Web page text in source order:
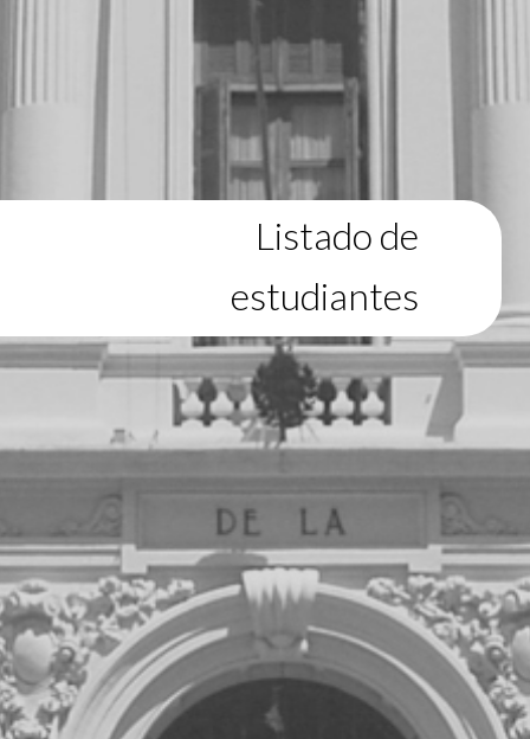
Listado de
estudiantes